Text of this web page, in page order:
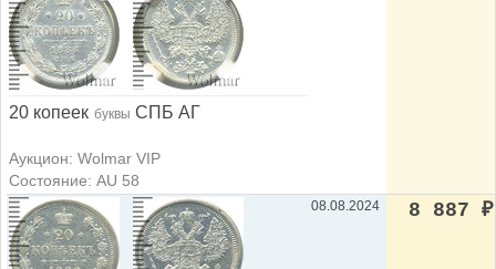
20 копеек буквы СПБ АГ
Аукцион: Wolmar VIP
Состояние: AU 58
08.08.2024 8 887 ₽